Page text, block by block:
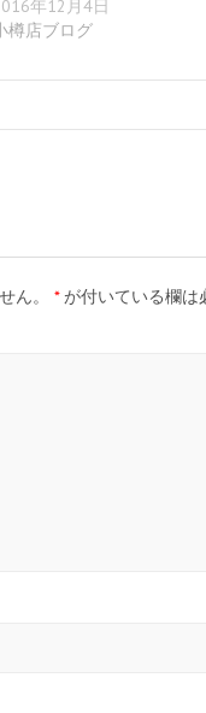
年12月4日
樽店ブログ
ん。 *が付いている欄は